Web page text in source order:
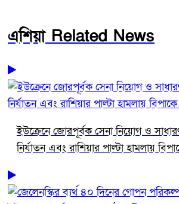
এশিয়া Related News
ইউক্রেনে জোরপূর্বক সেনা নিয়োগ ও
নির্যাতন এবং রাশিয়ার পাল্টা হামলায়